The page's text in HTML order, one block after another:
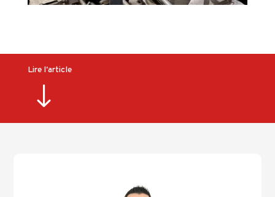
Lire l'article
"